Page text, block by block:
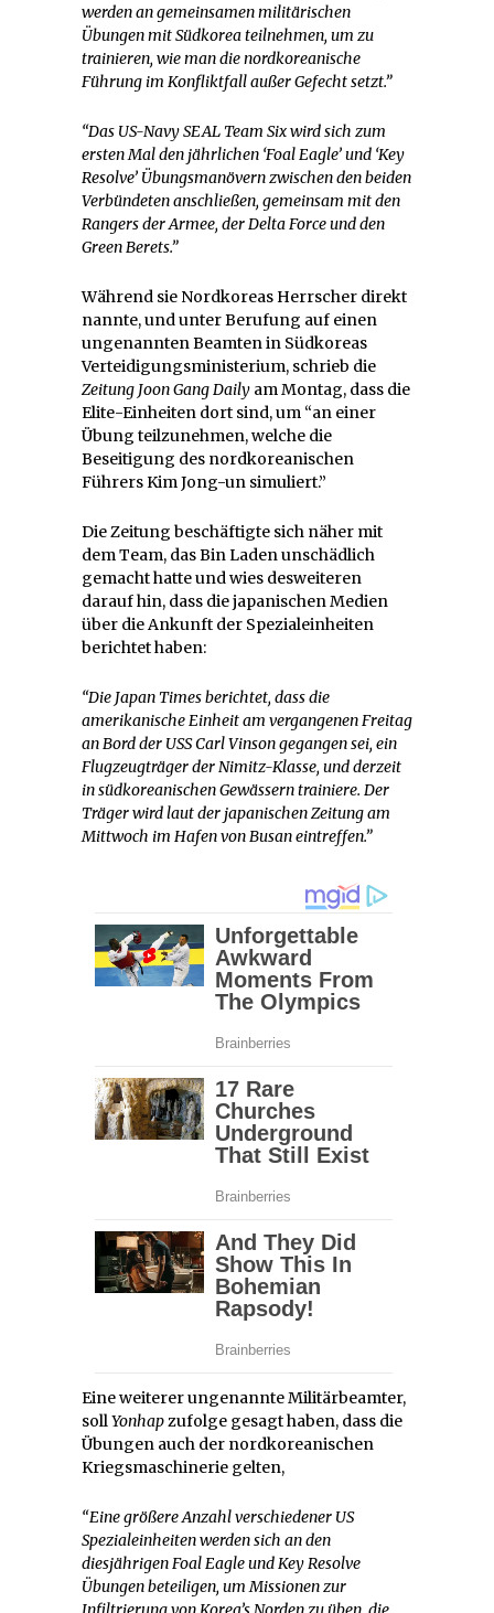
werden an gemeinsamen militärischen
Übungen mit Südkorea teilnehmen, um zu
trainieren, wie man die nordkoreanische
Führung im Konfliktfall außer Gefecht setzt.”
“Das US-Navy SEAL Team Six wird sich zum
ersten Mal den jährlichen ‘Foal Eagle’ und ‘Key
Resolve’ Übungsmanövern zwischen den beiden
Verbündeten anschließen, gemeinsam mit den
Rangers der Armee, der Delta Force und den
Green Berets.”
Während sie Nordkoreas Herrscher direkt
nannte, und unter Berufung auf einen
ungenannten Beamten in Südkoreas
Verteidigungsministerium, schrieb die
Zeitung Joon Gang Daily am Montag, dass die
Elite-Einheiten dort sind, um “an einer
Übung teilzunehmen, welche die
Beseitigung des nordkoreanischen
Führers Kim Jong-un simuliert.”
Die Zeitung beschäftigte sich näher mit
dem Team, das Bin Laden unschädlich
gemacht hatte und wies desweiteren
darauf hin, dass die japanischen Medien
über die Ankunft der Spezialeinheiten
berichtet haben:
“Die Japan Times berichtet, dass die
amerikanische Einheit am vergangenen Freitag
an Bord der USS Carl Vinson gegangen sei, ein
Flugzeugträger der Nimitz-Klasse, und derzeit
in südkoreanischen Gewässern trainiere. Der
Träger wird laut der japanischen Zeitung am
Mittwoch im Hafen von Busan eintreffen.”
Eine weiterer ungenannte Militärbeamter,
sollYonhapzufolge gesagt haben, dass die
Übungen auch der nordkoreanischen
Kriegsmaschinerie gelten,
“Eine größere Anzahl verschiedener US
Spezialeinheiten werden sich an den
diesjährigen Foal Eagle und Key Resolve
Übungen beteiligen, um Missionen zur